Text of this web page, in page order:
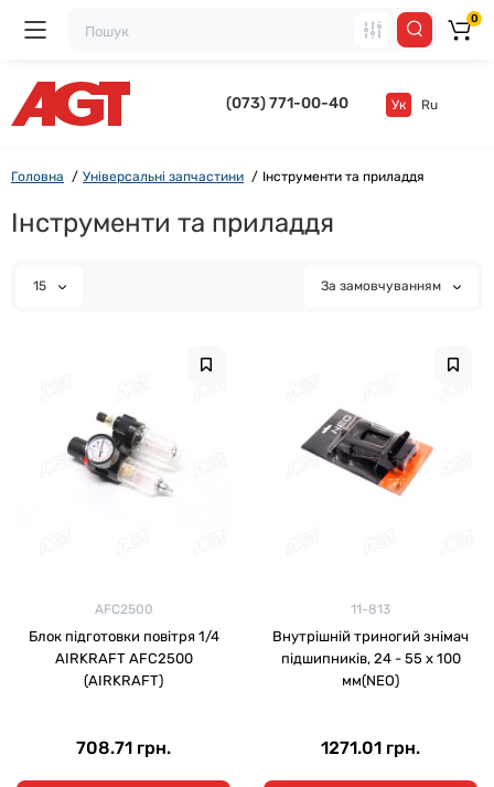
(073) 771-00-40 Ук Ru
0
Головна Універсальні запчастини Інструменти та приладдя
Інструменти та приладдя
15 За замовчуванням
AFC2500
Блок підготовки повітря 1/4
AIRKRAFT AFC2500
(AIRKRAFT)
708.71 грн.
11-813
Внутрішній триногий знімач
підшипників, 24 - 55 х 100
мм(NEO)
1271.01 грн.